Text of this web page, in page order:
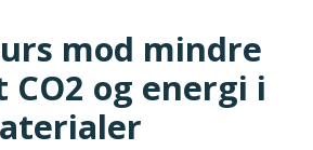
mod mindre
og energi i